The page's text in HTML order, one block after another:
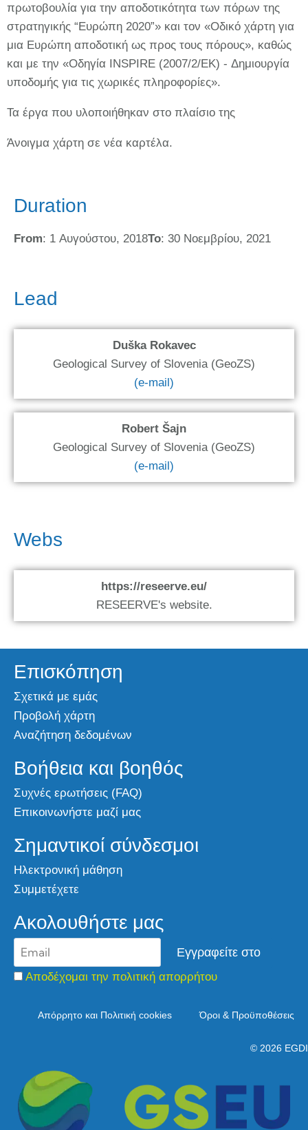
πρωτοβουλία για την αποδοτικότητα των πόρων της
στρατηγικής “Ευρώπη 2020”» και τον «Οδικό χάρτη για
μια Ευρώπη αποδοτική ως προς τους πόρους», καθώς
και με την «Οδηγία INSPIRE (2007/2/ΕΚ) - Δημιουργία
υποδομής για τις χωρικές πληροφορίες».
Τα έργα που υλοποιήθηκαν στο πλαίσιο της
Άνοιγμα χάρτη σε νέα καρτέλα.
Duration
From: 1 Αυγούστου, 2018To: 30 Νοεμβρίου, 2021
Lead
Duška Rokavec
Geological Survey of Slovenia (GeoZS)
(e-mail)
Robert Šajn
Geological Survey of Slovenia (GeoZS)
(e-mail)
Webs
https://reseerve.eu/
RESEERVE's website.
Επισκόπηση
Σχετικά με εμάς
Προβολή χάρτη
Αναζήτηση δεδομένων
Βοήθεια και βοηθός
Συχνές ερωτήσεις (FAQ)
Επικοινωνήστε μαζί μας
Σημαντικοί σύνδεσμοι
Ηλεκτρονική μάθηση
Συμμετέχετε
Ακολουθήστε μας
Αποδέχομαι την πολιτική απορρήτου
Απόρρητο και Πολιτική cookies Όροι & Προϋποθέσεις
© 2026 EGDI